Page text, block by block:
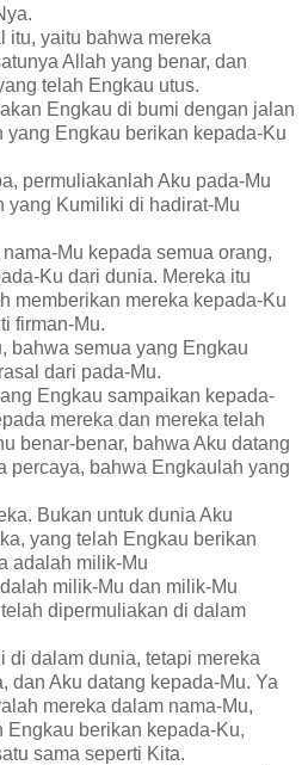
yaitu bahwa mereka
Allah yang benar, dan
telah Engkau utus.
Engkau di bumi dengan jalan
Engkau berikan kepada-Ku
permuliakanlah Aku pada-Mu
yang Kumiliki di hadirat-Mu
Mu kepada semua orang,
Ku dari dunia. Mereka itu
memberikan mereka kepada-Ku
firman-Mu.
bahwa semua yang Engkau
dari pada-Mu.
Engkau sampaikan kepada-
mereka dan mereka telah
benar-benar, bahwa Aku datang
percaya, bahwa Engkaulah yang
Bukan untuk dunia Aku
yang telah Engkau berikan
adalah milik-Mu
milik-Mu dan milik-Mu
dipermuliakan di dalam
di dalam dunia, tetapi mereka
dan Aku datang kepada-Mu. Ya
mereka dalam nama-Mu,
Engkau berikan kepada-Ku,
sama seperti Kita.